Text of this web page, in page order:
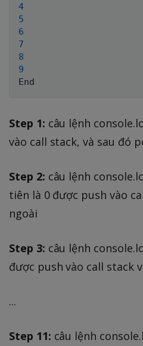
4
5
6
7
8
9
Step 1: câu lệnh
vào call stack, và sau đó
Step 2: câu lệnh
tiên là 0 được push vào
ngoài
Step 3: câu lệnh
được push vào call stack
...
Step 11: câu lệnh